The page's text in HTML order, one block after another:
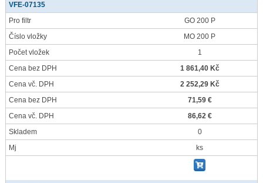
VFE-07135
Pro filtr
GO 200 P
Číslo vložky
MO 200 P
Počet vložek
1
Cena bez DPH
1 861,40 Kč
Cena vč. DPH
2 252,29 Kč
Cena bez DPH
71,59 €
Cena vč. DPH
86,62 €
Skladem
0
Mj
ks